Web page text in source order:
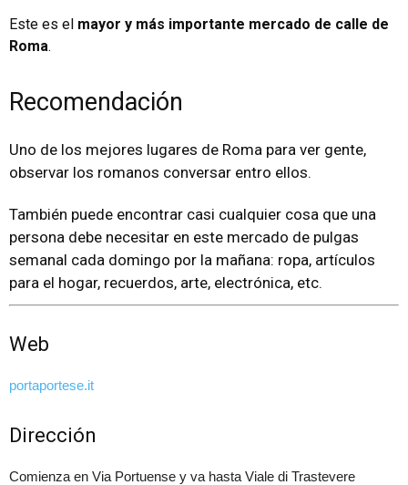
Este es el mayor y más importante mercado de calle de
Roma.
Recomendación
Uno de los mejores lugares de Roma para ver gente,
observar los romanos conversar entro ellos.
También puede encontrar casi cualquier cosa que una
persona debe necesitar en este mercado de pulgas
semanal cada domingo por la mañana: ropa, artículos
para el hogar, recuerdos, arte, electrónica, etc.
Web
portaportese.it
Dirección
Comienza en Via Portuense y va hasta Viale di Trastevere